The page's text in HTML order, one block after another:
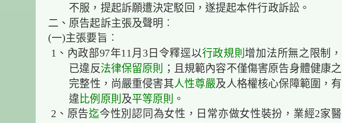
不服，提起訴願遭決定駁回，遂提起本件行政訴訟。
二、原告起訴主張及聲明︰
(一)主張要旨︰
1、內政部97年11月3日令釋逕以行政規則 增加法所無之限制，
已違反法律保留原則
；且規範內容不僅傷害原告身體健康之
完整性，尚嚴重侵害其人性尊嚴及人格權核心保障範圍，有
違 比例原則 及平等原則
。
2、原告迄今性別認同為女性，日常亦做女性裝扮，業經2家醫